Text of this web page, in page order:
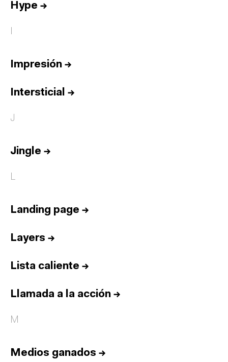
Hype →
I
Impresión →
Intersticial →
J
Jingle →
L
Landing page →
Layers →
Lista caliente →
Llamada a la acción →
M
Medios ganados →